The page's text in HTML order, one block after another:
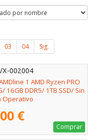
03 04 Sig.
002004
1 AMD Ryzen PRO
16GB DDR5/ 1TB SSD/ Sin
Operativo
€
Comprar